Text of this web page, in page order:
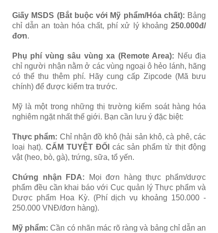
Giấy MSDS (Bắt buộc với Mỹ phẩm/Hóa chất): Bảng
chỉ dẫn an toàn hóa chất, phí xử lý khoảng 250.000đ/
đơn.
Phụ phí vùng sâu vùng xa (Remote Area): Nếu địa
chỉ người nhận nằm ở các vùng ngoại ô hẻo lánh, hãng
có thể thu thêm phí. Hãy cung cấp Zipcode (Mã bưu
chính) để được kiểm tra trước.
Mỹ là một trong những thị trường kiểm soát hàng hóa
nghiêm ngặt nhất thế giới. Bạn cần lưu ý đặc biệt:
Thực phẩm: Chỉ nhận đồ khô (hải sản khô, cà phê, các
loại hạt). CẤM TUYỆT ĐỐI các sản phẩm từ thịt động
vật (heo, bò, gà), trứng, sữa, tổ yến.
Chứng nhận FDA: Mọi đơn hàng thực phẩm/dược
phẩm đều cần khai báo với Cục quản lý Thực phẩm và
Dược phẩm Hoa Kỳ. (Phí dịch vụ khoảng 150.000 -
250.000 VNĐ/đơn hàng).
Mỹ phẩm: Cần có nhãn mác rõ ràng và bảng chỉ dẫn an